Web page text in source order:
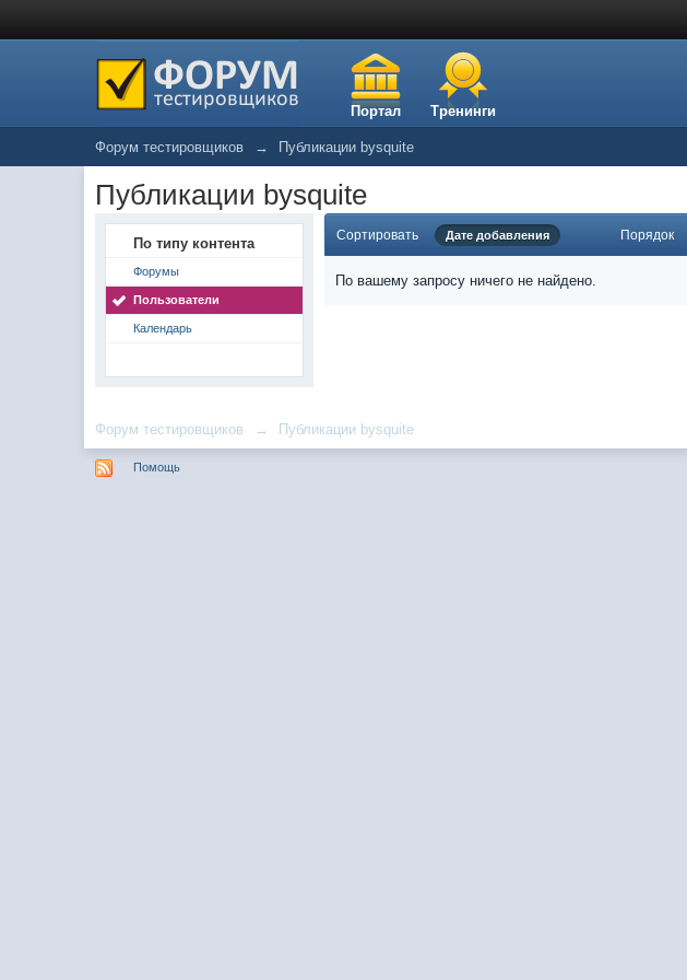
Портал Тренинги
Форум тестировщиков → Публикации bysquite
Публикации bysquite
По типу контента
Форумы
Пользователи
Календарь
Сортировать Дате добавления Порядок
По вашему запросу ничего не найдено.
Форум тестировщиков → Публикации bysquite
Помощь